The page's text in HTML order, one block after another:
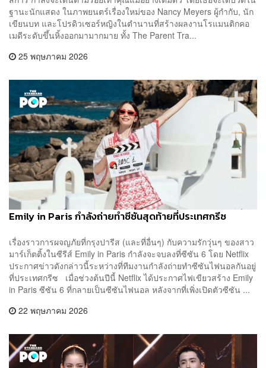
ฐานะนักแสดง ในภาพยนตร์เรื่องใหม่ของ Nancy Meyers ผู้กำกับ, นัก
เขียนบท และโปรดิวเซอร์หญิงในตำนานที่สร้างผลงานโรแมนติกคอ
เมดีระดับขึ้นหิ้งออกมามากมาย ทั้ง The Parent Tra...
25 พฤษภาคม 2026
Emily in Paris กำลังถ่ายทำซีซันสุดท้ายที่ประเทศกรีซ
เรื่องราวการผจญภัยที่กรุงปารีส (และที่อื่นๆ) กับความรักวุ่นๆ ของสาว
มาร์เก็ตติ้งในซีรีส์ Emily in Paris กำลังจะจบลงที่ซีซัน 6 โดย Netflix
ประกาศข่าวดังกล่าวนี้ระหว่างที่ทีมงานกำลังถ่ายทำซีซันไฟนอลกันอยู่
ที่ประเทศกรีซ เมื่อช่วงต้นปีนี้ Netflix ได้ประกาศไฟเขียวสร้าง Emily
in Paris ซีซัน 6 ที่กลายเป็นซีซันไฟนอล หลังจากที่เพิ่งเปิดตัวซีซัน ...
22 พฤษภาคม 2026